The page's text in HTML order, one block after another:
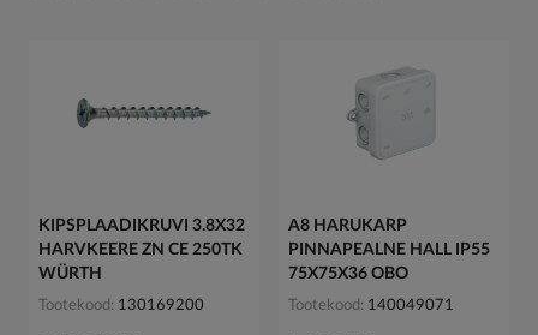
KIPSPLAADIKRUVI 3.8X32
HARVKEERE ZN CE 250TK
WÜRTH
Tootekood 130169200
A8 HARUKARP
PINNAPEALNE HALL IP55
75X75X36 OBO
Tootekood 140049071